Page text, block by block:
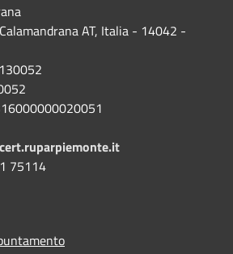
AT, Italia - 14042 -
75114